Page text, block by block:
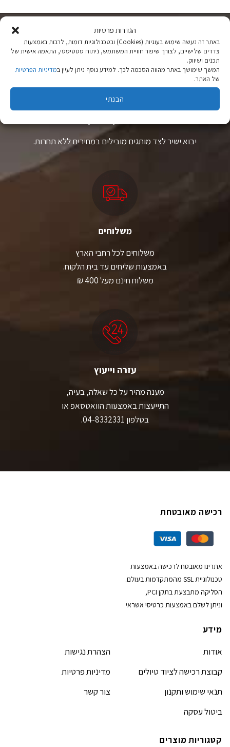
הגדרות פרטיות
באתר זה נעשה שימוש בעוגיות (Cookies) ובטכנולוגיות דומות, לרבות באמצעות
צדדים שלישיים, לצורך שיפור חוויית המשתמש, ניתוח סטטיסטי, התאמה אישית של
תכנים ושיווק.
המשך שימושך באתר מהווה הסכמה לכך. למידע נוסף ניתן לעיין במדיניות הפרטיות
של האתר.
הבנתי
מספר
סוגים.
לבחור
את
האפשרויות
בעמוד
המוצר
מספר
סוגים.
ניתן
לבחור
את
בעמוד
ציוד טיולים
יבוא ישיר לצד מותגים מובילים במחירים ללא תחרות.
משלוחים
משלוחים לכל רחבי הארץ
באמצעות שליחים עד בית הלקוח.
משלוח חינם מעל 400 ₪
עזרה וייעוץ
מענה מהיר על כל שאלה, בעיה,
התייעצות באמצעות הוואטסאפ או
בטלפון 04-8332331.
רכישה מאובטחת
אתרינו מאובטח לרכישה באמצעות
טכנולוגיית SSL מהמתקדמות בעולם.
הסליקה מתבצעת בתקן PCI,
וניתן לשלם באמצעות כרטיסי אשראי
מידע
אודות
קבוצת רכישה לציוד טיולים
תנאי שימוש ותקנון
ביטול עסקה
הצהרת נגישות
מדיניות פרטיות
צור קשר
קטגוריות מוצרים